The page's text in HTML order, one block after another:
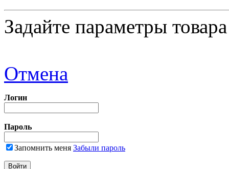
Задайте параметры товара
Отмена
Логин
Пароль
Запомнить меня Забыли пароль